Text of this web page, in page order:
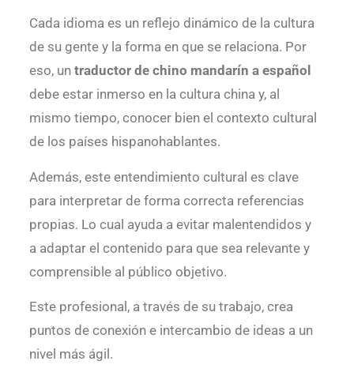
Cada idioma es un reflejo dinámico de la cultura
de su gente y la forma en que se relaciona. Por
eso, un traductor de chino mandarín a español
debe estar inmerso en la cultura china y, al
mismo tiempo, conocer bien el contexto cultural
de los países hispanohablantes.
Además, este entendimiento cultural es clave
para interpretar de forma correcta referencias
propias. Lo cual ayuda a evitar malentendidos y
a adaptar el contenido para que sea relevante y
comprensible al público objetivo.
Este profesional, a través de su trabajo, crea
puntos de conexión e intercambio de ideas a un
nivel más ágil.